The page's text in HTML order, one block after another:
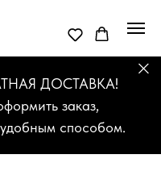
ДОСТАВКА!
заказ,
способом.